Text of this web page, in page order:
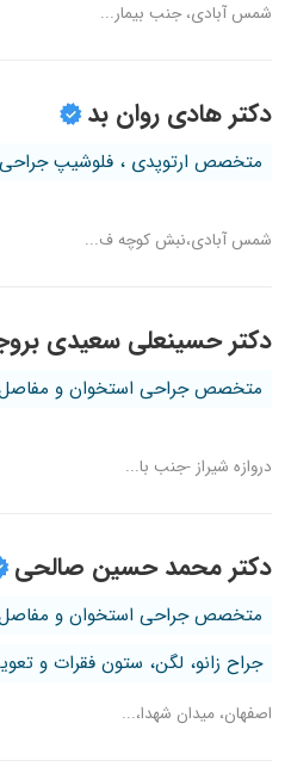
شمس آبادی، جنب بیمار...
دکتر هادی روان بد
متخصص ارتوپدی ، فلوشیپ
شمس آبادی،نبش کوچه ف...
دکتر حسینعلی سعیدی
متخصص جراحی استخوان و مفاصل
دروازه شیراز -جنب با...
دکتر محمد حسین صالحی
متخصص جراحی استخوان و
جراح زانو، لگن، ستون فقرات و
اصفهان، میدان شهدا،...